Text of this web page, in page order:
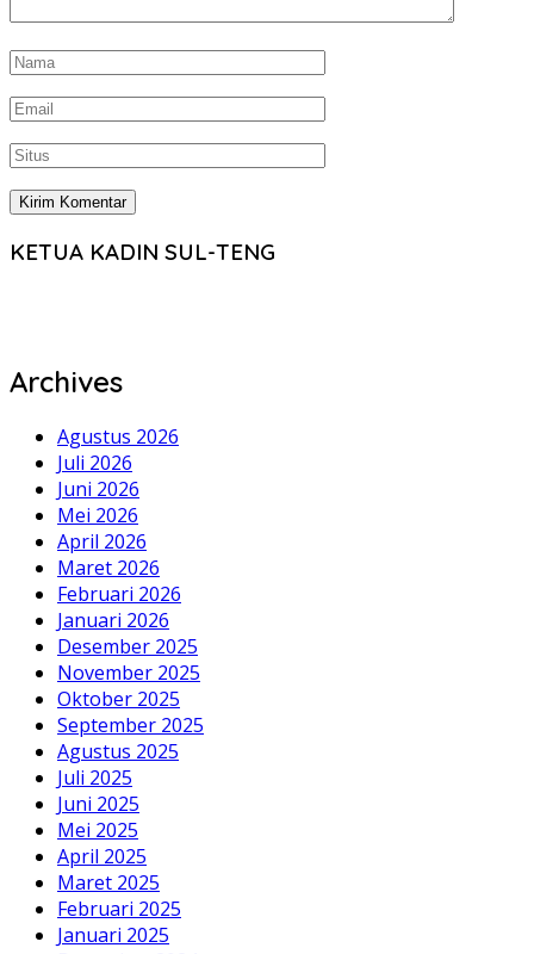
KETUA KADIN SUL-TENG
Archives
Agustus 2026
Juli 2026
Juni 2026
Mei 2026
April 2026
Maret 2026
Februari 2026
Januari 2026
Desember 2025
November 2025
Oktober 2025
September 2025
Agustus 2025
Juli 2025
Juni 2025
Mei 2025
April 2025
Maret 2025
Februari 2025
Januari 2025